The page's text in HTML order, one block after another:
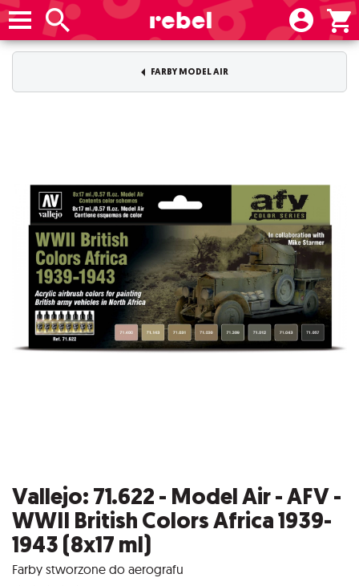
FARBY MODEL AIR
Vallejo: 71.622 - Model Air - AFV -
WWII British Colors Africa 1939-
1943 (8x17 ml)
Farby stworzone do aerografu